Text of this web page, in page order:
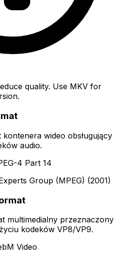
quality. Use MKV for
wideo obsługujący
audio.
4 Part 14
Group (MPEG) (2001)
multimedialny przeznaczony
kodeków VP8/VP9.
Video